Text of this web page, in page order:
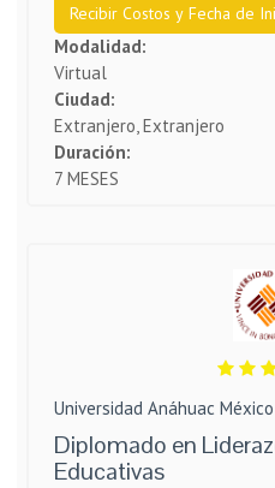
Recibir Costos y Fecha de
Modalidad:
Virtual
Ciudad:
Extranjero, Extranjero
Duración:
7 MESES
Universidad Anáhuac
Diplomado en
Educativas